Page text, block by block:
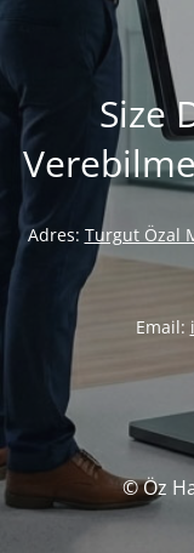
Size
Adres: Turgut Özal
Email:
© Öz